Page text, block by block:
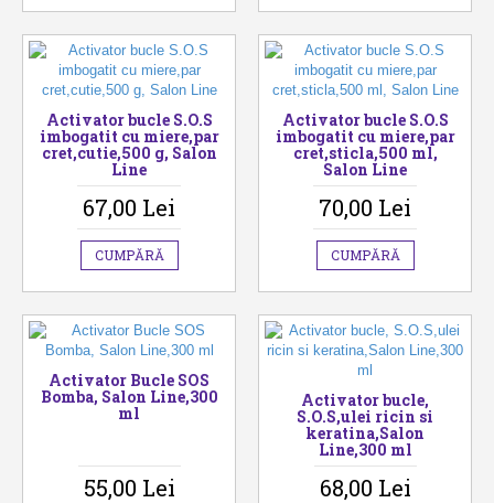
Activator bucle S.O.S
imbogatit cu miere,par
cret,cutie,500 g, Salon
Line
67,00 Lei
CUMPĂRĂ
Activator bucle S.O.S
imbogatit cu miere,par
cret,sticla,500 ml,
Salon Line
70,00 Lei
CUMPĂRĂ
Activator Bucle SOS
Bomba, Salon Line,300
ml
55,00 Lei
Activator bucle,
S.O.S,ulei ricin si
keratina,Salon
Line,300 ml
68,00 Lei